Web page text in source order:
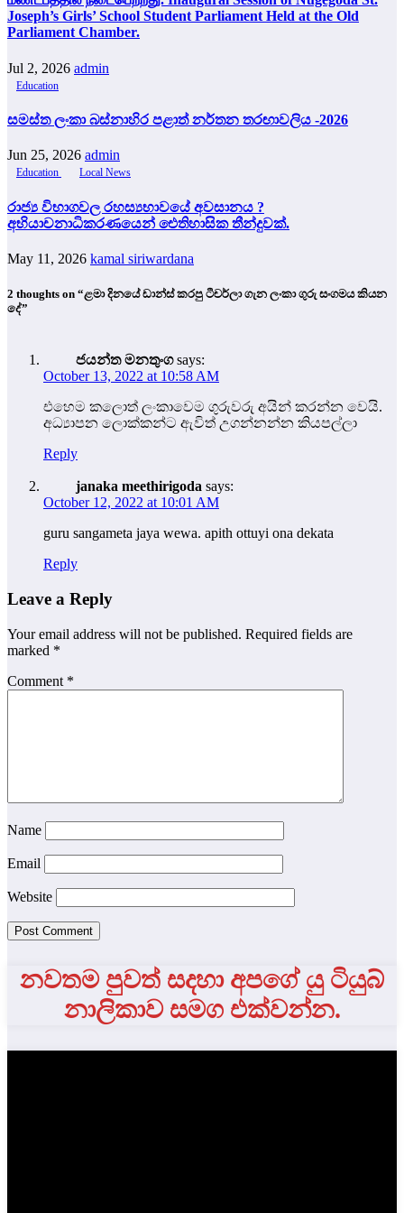
Joseph’s Girls’ School Student Parliament Held at the Old
Parliament Chamber.
Jul 2, 2026 admin
Education
සමස්ත ලංකා බස්නාහිර පළාත් නර්තන තරඟාවලිය -2026
Jun 25, 2026 admin
Education Local News
රාජ්‍ය විභාගවල රහස්‍යභාවයේ අවසානය ?
අභියාචනාධිකරණයෙන් ඓතිහාසික තීන්දුවක්.
May 11, 2026 kamal siriwardana
2 thoughts on “ළමා දිනයේ ඩාන්ස් කරපු ටීචර්ලා ගැන ලංකා ගුරු සංගමය කියන
දේ”
ජයන්ත මනතුංග says:
October 13, 2022 at 10:58 AM
එහෙම කලොත් ලංකාවෙම ගුරුවරු අයින් කරන්න වෙයි.
අධ්‍යාපන ලොක්කන්ට ඇවිත් උගන්නන්න කියපල්ලා
Reply
janaka meethirigoda says:
October 12, 2022 at 10:01 AM
guru sangameta jaya wewa. apith ottuyi ona dekata
Reply
Leave a Reply
Your email address will not be published. Required fields are
marked *
Comment *
Name
Email
Website
නවතම පුවත් සදහා අපගේ යු ටියුබ්
නාලිකාව සමග එක්වන්න.